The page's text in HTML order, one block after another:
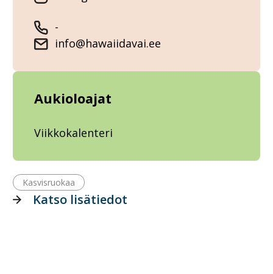
-
info@hawaiidavai.ee
Aukioloajat
Viikkokalenteri
Kasvisruokaa
Katso lisätiedot